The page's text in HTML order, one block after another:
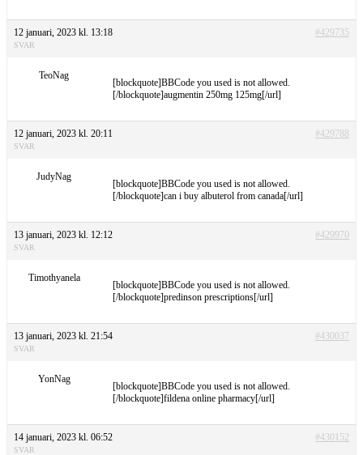
12 januari, 2023 kl. 13:18 #429735
SVAR
TeoNag
[blockquote]BBCode you used is not allowed.
[/blockquote]augmentin 250mg 125mg[/url]
12 januari, 2023 kl. 20:11 #429788
SVAR
JudyNag
[blockquote]BBCode you used is not allowed.
[/blockquote]can i buy albuterol from canada[/url]
13 januari, 2023 kl. 12:12 #429970
SVAR
Timothyanela
[blockquote]BBCode you used is not allowed.
[/blockquote]predinson prescriptions[/url]
13 januari, 2023 kl. 21:54 #430037
SVAR
YonNag
[blockquote]BBCode you used is not allowed.
[/blockquote]fildena online pharmacy[/url]
14 januari, 2023 kl. 06:52 #430152
SVAR